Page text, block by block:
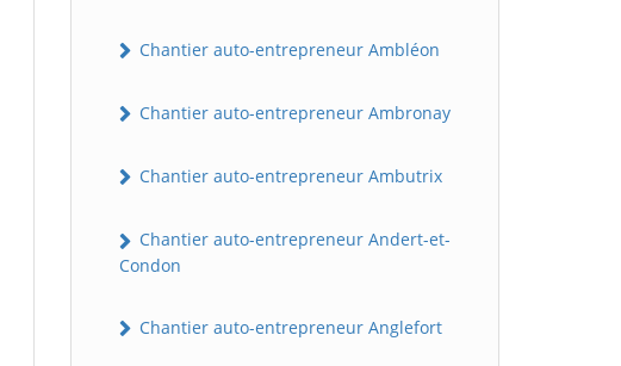
Chantier auto-entrepreneur Ambléon
Chantier auto-entrepreneur Ambronay
Chantier auto-entrepreneur Ambutrix
Chantier auto-entrepreneur Andert-et-
Condon
Chantier auto-entrepreneur Anglefort